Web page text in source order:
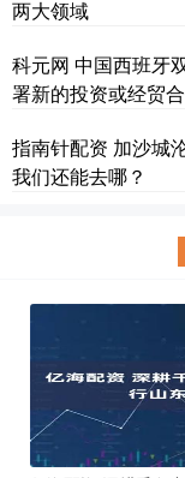
两大领域
科元网 中国西班牙
署新的投资或经贸
指南针配资 加沙城
我们还能去哪？